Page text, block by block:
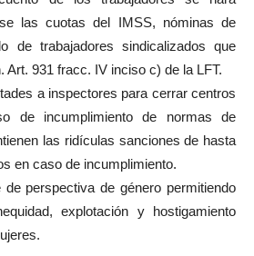
las cuotas del IMSS, nóminas de
de trabajadores sindicalizados que
Art. 931 fracc. IV inciso c) de la LFT.
a inspectores para cerrar centros
de incumplimiento de normas de
las ridículas sanciones de hasta
en caso de incumplimiento.
perspectiva de género permitiendo
explotación y hostigamiento